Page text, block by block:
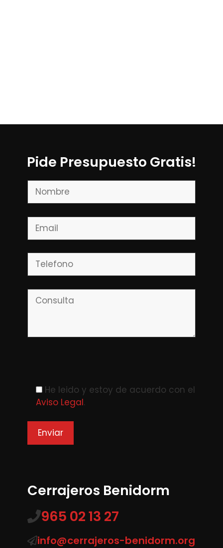
Pide Presupuesto Gratis!
He leido y estoy de acuerdo con el
Aviso Legal.
Cerrajeros Benidorm
965 02 13 27
info@cerrajeros-benidorm.org